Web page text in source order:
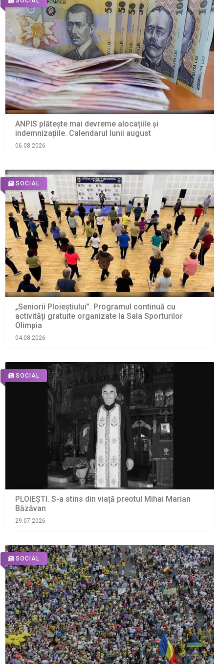
ANPIS plătește mai devreme alocațiile și
indemnizațiile. Calendarul lunii august
06.08.2026
SOCIAL
„Seniorii Ploieștiului”. Programul continuă cu
activități gratuite organizate la Sala Sporturilor
Olimpia
04.08.2026
SOCIAL
PLOIEȘTI. S-a stins din viață preotul Mihai Marian
Băzăvan
29.07.2026
SOCIAL